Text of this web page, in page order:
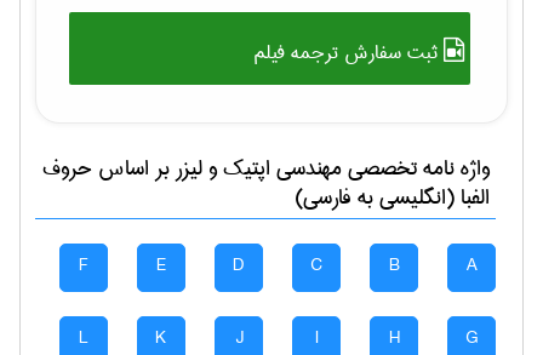
ثبت سفارش ترجمه فیلم
واژه نامه تخصصیمهندسی اپتیک و لیزربر اساس حروف
الفبا (انگلیسی به فارسی)
A
B
C
D
E
F
G
H
I
J
K
L